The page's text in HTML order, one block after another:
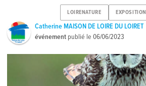
LOIRENATURE EXPOSITION
Catherine MAISON DE LOIRE DU LOIRET
événement publié le06/06/2023